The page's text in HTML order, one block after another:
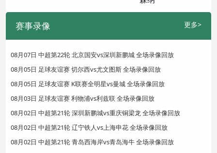
赛事录像 更多>
08月07日 中超第22轮 北京国安vs深圳新鹏城 全场录像回放
08月05日 足球友谊赛 切尔西vs尤文图斯 全场录像回放
08月05日 足球友谊赛 K联赛全明星vs曼城 全场录像回放
08月03日 足球友谊赛 利物浦vs利兹联 全场录像回放
08月02日 中超第21轮 深圳新鹏城vs重庆铜梁龙 全场录像回放
08月02日 中超第21轮 辽宁铁人vs上海申花 全场录像回放
08月02日 中超第21轮 青岛西海岸vs青岛海牛 全场录像回放